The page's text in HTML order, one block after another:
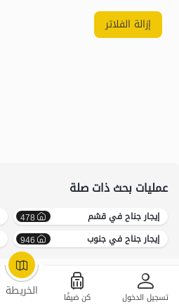
الخريطة تسجيل الدخول كن ضيفًا
OpenStreetMap
إزالة الفلاتر
عمليات بحث ذات صلة
إيجار جناح في قشم 478
إيجار جناح في جنوب
946